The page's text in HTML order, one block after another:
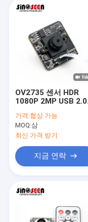
OV2735 센서 HDR
1080P 2MP USB 2.0
가격:협상 가능
MOQ:삼
최신 가격 받기
지금 연락